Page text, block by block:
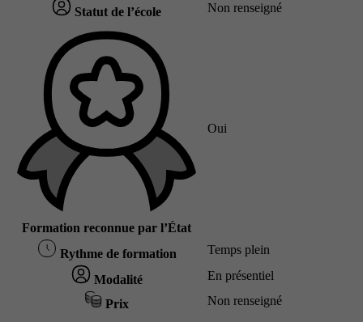
Statut de l’école Non renseigné
Formation reconnue par l’État
Oui
Rythme de formation Temps plein
Modalité En présentiel
Prix Non renseigné